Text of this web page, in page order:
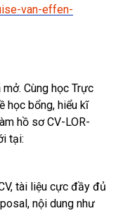
van-effen-
Cùng học Trực
học bổng, hiểu kĩ
hồ sơ CV-LOR-
tại:
tài liệu cực đầy đủ
nội dung như